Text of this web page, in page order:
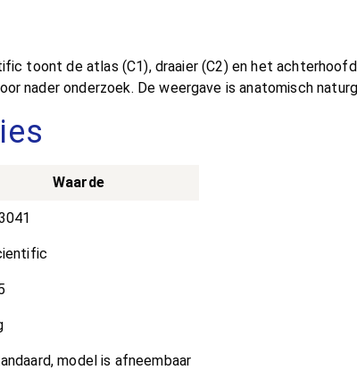
toont de atlas (C1), draaier (C2) en het
nader onderzoek. De weergave is anatomisch
Waarde
model is afneembaar